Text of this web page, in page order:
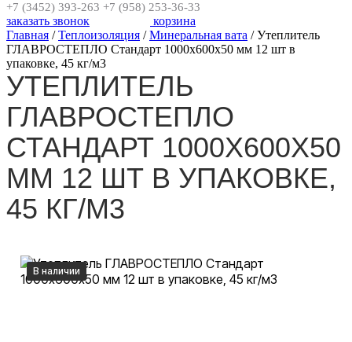
+7 (3452) 393-263 +7 (958) 253-36-33
заказать звонок
корзина
Главная / Теплоизоляция / Минеральная вата / Утеплитель
ГЛАВРОСТЕПЛО Стандарт 1000х600х50 мм 12 шт в
упаковке, 45 кг/м3
УТЕПЛИТЕЛЬ
ГЛАВРОСТЕПЛО
СТАНДАРТ 1000Х600Х50
ММ 12 ШТ В УПАКОВКЕ,
45 КГ/М3
В наличии